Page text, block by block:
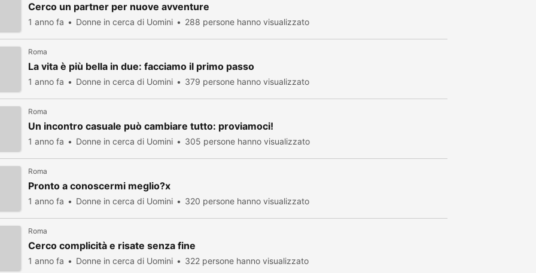
Cerco un partner per nuove avventure
1 anno fa Donne in cerca di Uomini 288 persone hanno visualizzato
Roma
La vita è più bella in due: facciamo il primo passo
1 anno fa Donne in cerca di Uomini 379 persone hanno visualizzato
Roma
Un incontro casuale può cambiare tutto: proviamoci!
1 anno fa Donne in cerca di Uomini 305 persone hanno visualizzato
Roma
Pronto a conoscermi meglio?x
1 anno fa Donne in cerca di Uomini 320 persone hanno visualizzato
Roma
Cerco complicità e risate senza fine
1 anno fa Donne in cerca di Uomini 322 persone hanno visualizzato